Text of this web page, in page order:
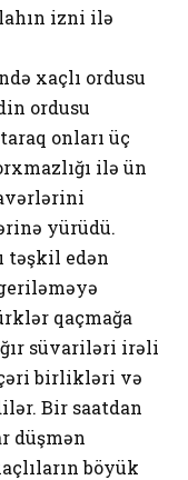
izni ilə
xaçlı ordusu
ordusu
onları üç
ilə ün
yürüdü.
təşkil edən
qaçmağa
süvariləri irəli
birlikləri və
Bir saatdan
düşmən
böyük